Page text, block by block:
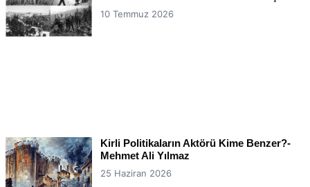
10 Temmuz 2026
Kirli Politikaların Aktörü Kime Benzer?-
Mehmet Ali Yılmaz
25 Haziran 2026